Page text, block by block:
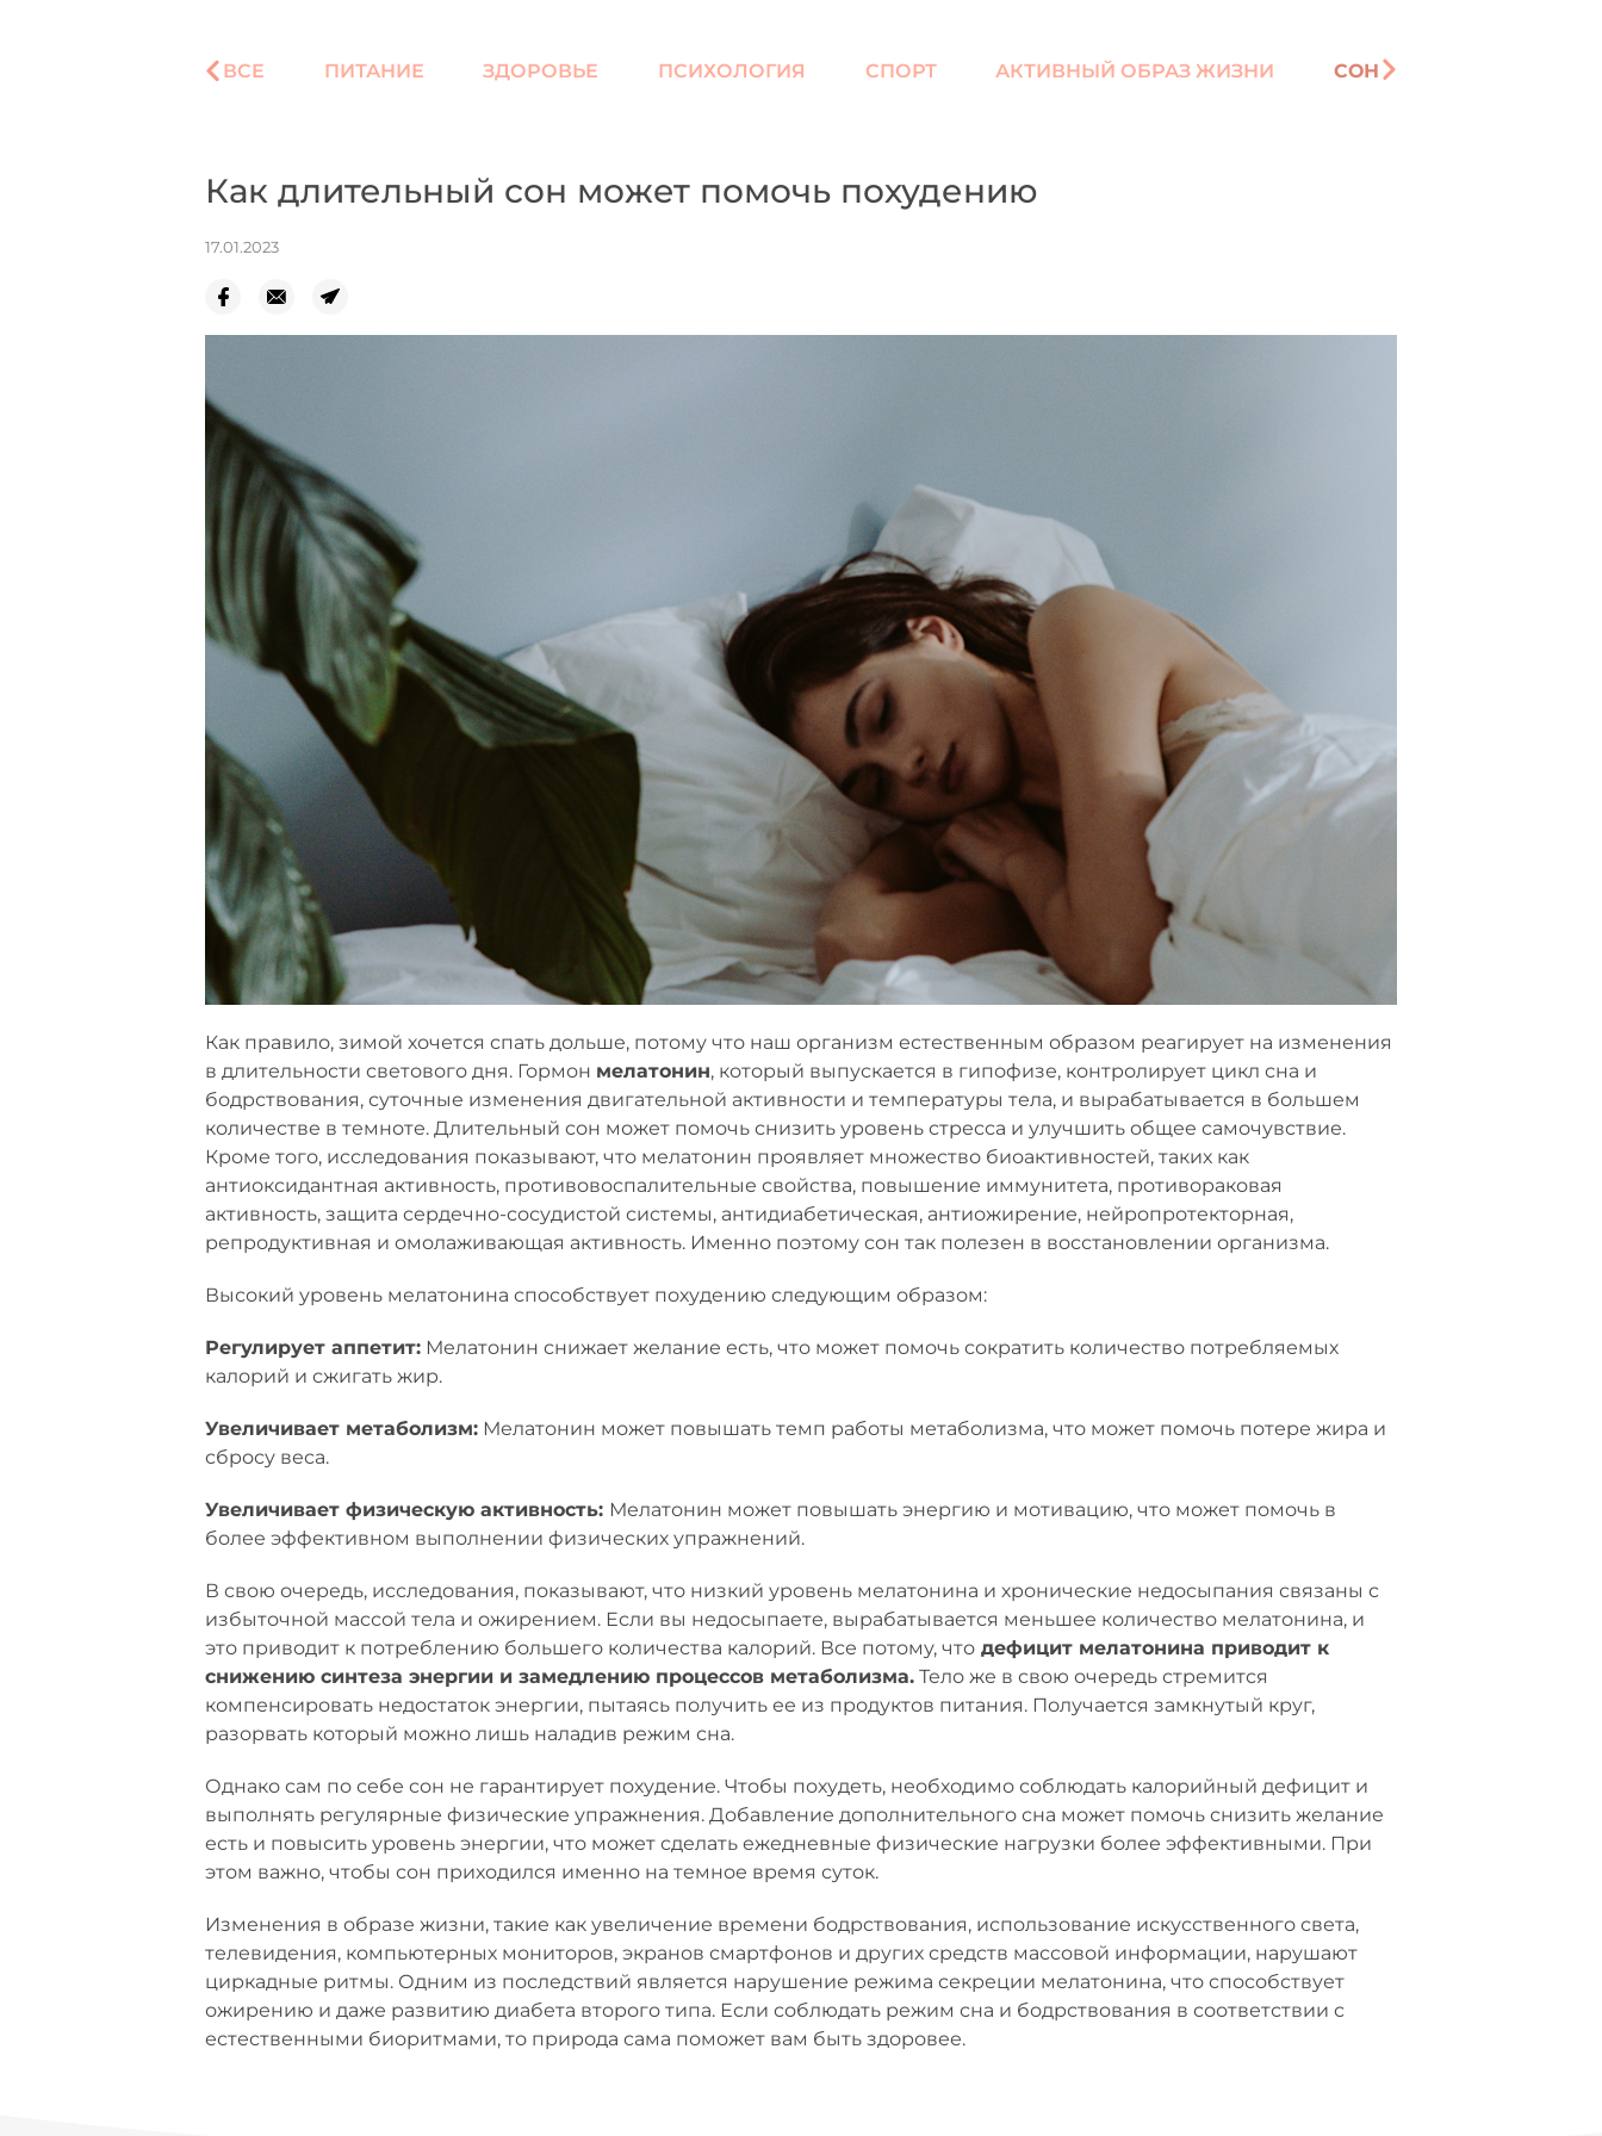
ВСЕ ПИТАНИЕ ЗДОРОВЬЕ ПСИХОЛОГИЯ СПОРТ АКТИВНЫЙ ОБРАЗ ЖИЗНИ СОН
Как длительный сон может помочь похудению
17.01.2023
Как правило, зимой хочется спать дольше, потому что наш организм естественным образом реагирует на изменения
в длительности светового дня. Гормон мелатонин, который выпускается в гипофизе, контролирует цикл сна и
бодрствования, суточные изменения двигательной активности и температуры тела, и вырабатывается в большем
количестве в темноте. Длительный сон может помочь снизить уровень стресса и улучшить общее самочувствие.
Кроме того, исследования показывают, что мелатонин проявляет множество биоактивностей, таких как
антиоксидантная активность, противовоспалительные свойства, повышение иммунитета, противораковая
активность, защита сердечно-сосудистой системы, антидиабетическая, антиожирение, нейропротекторная,
репродуктивная и омолаживающая активность. Именно поэтому сон так полезен в восстановлении организма.
Высокий уровень мелатонина способствует похудению следующим образом:
Регулирует аппетит: Мелатонин снижает желание есть, что может помочь сократить количество потребляемых
калорий и сжигать жир.
Увеличивает метаболизм: Мелатонин может повышать темп работы метаболизма, что может помочь потере жира и
сбросу веса.
Увеличивает физическую активность: Мелатонин может повышать энергию и мотивацию, что может помочь в
более эффективном выполнении физических упражнений.
В свою очередь, исследования, показывают, что низкий уровень мелатонина и хронические недосыпания связаны с
избыточной массой тела и ожирением. Если вы недосыпаете, вырабатывается меньшее количество мелатонина, и
это приводит к потреблению большего количества калорий. Все потому, что дефицит мелатонина приводит к
снижению синтеза энергии и замедлению процессов метаболизма. Тело же в свою очередь стремится
компенсировать недостаток энергии, пытаясь получить ее из продуктов питания. Получается замкнутый круг,
разорвать который можно лишь наладив режим сна.
Однако сам по себе сон не гарантирует похудение. Чтобы похудеть, необходимо соблюдать калорийный дефицит и
выполнять регулярные физические упражнения. Добавление дополнительного сна может помочь снизить желание
есть и повысить уровень энергии, что может сделать ежедневные физические нагрузки более эффективными. При
этом важно, чтобы сон приходился именно на темное время суток.
Изменения в образе жизни, такие как увеличение времени бодрствования, использование искусственного света,
телевидения, компьютерных мониторов, экранов смартфонов и других средств массовой информации, нарушают
циркадные ритмы. Одним из последствий является нарушение режима секреции мелатонина, что способствует
ожирению и даже развитию диабета второго типа. Если соблюдать режим сна и бодрствования в соответствии с
естественными биоритмами, то природа сама поможет вам быть здоровее.